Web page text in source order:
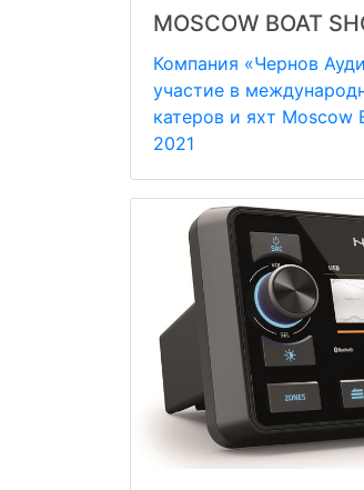
MOSCOW BOAT
Компания «Чернов
участие в
катеров и яхт Moscow
2021